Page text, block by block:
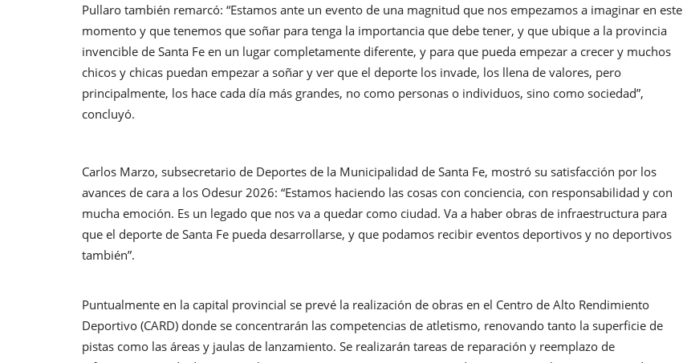
Pullaro también remarcó: “Estamos ante un evento de una magnitud que nos empezamos a imaginar en este
momento y que tenemos que soñar para tenga la importancia que debe tener, y que ubique a la provincia
invencible de Santa Fe en un lugar completamente diferente, y para que pueda empezar a crecer y muchos
chicos y chicas puedan empezar a soñar y ver que el deporte los invade, los llena de valores, pero
principalmente, los hace cada día más grandes, no como personas o individuos, sino como sociedad”,
concluyó.
Carlos Marzo, subsecretario de Deportes de la Municipalidad de Santa Fe, mostró su satisfacción por los
avances de cara a los Odesur 2026: “Estamos haciendo las cosas con conciencia, con responsabilidad y con
mucha emoción. Es un legado que nos va a quedar como ciudad. Va a haber obras de infraestructura para
que el deporte de Santa Fe pueda desarrollarse, y que podamos recibir eventos deportivos y no deportivos
también”.
Puntualmente en la capital provincial se prevé la realización de obras en el Centro de Alto Rendimiento
Deportivo (CARD) donde se concentrarán las competencias de atletismo, renovando tanto la superficie de
pistas como las áreas y jaulas de lanzamiento. Se realizarán tareas de reparación y reemplazo de